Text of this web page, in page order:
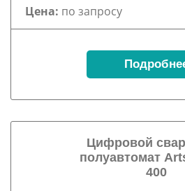
Цена: по запросу
Цифровой
полуавтомат
400